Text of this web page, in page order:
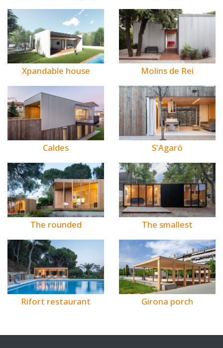
Xpandable house Molins de Rei
Caldes S'Agaró
The rounded The smallest
Rifort restaurant Girona porch